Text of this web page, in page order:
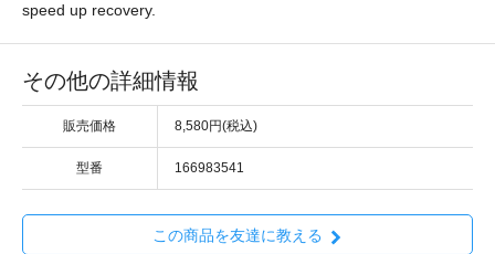
speed up recovery.
その他の詳細情報
販売価格 8,580円(税込)
型番 166983541
この商品を友達に教える